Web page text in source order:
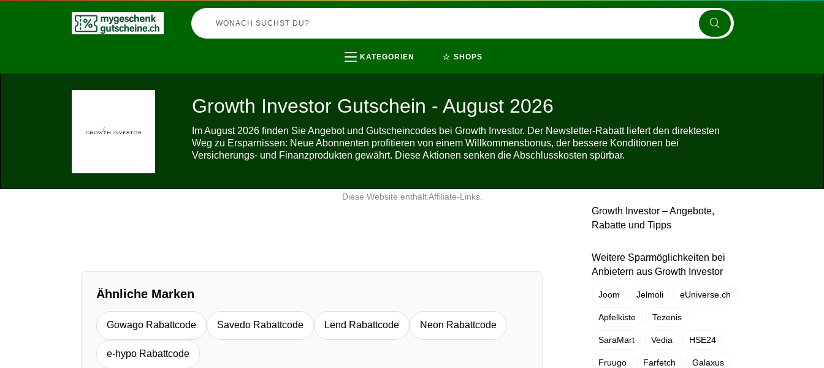
KATEGORIEN ⭐ SHOPS
Growth Investor Gutschein - August 2026
Im August 2026 finden Sie Angebot und Gutscheincodes bei Growth Investor. Der Newsletter-Rabatt liefert den direktesten
Weg zu Ersparnissen: Neue Abonnenten profitieren von einem Willkommensbonus, der bessere Konditionen bei
Versicherungs- und Finanzprodukten gewährt. Diese Aktionen senken die Abschlusskosten spürbar.
Diese Website enthält Affiliate-Links.
Ähnliche Marken
Gowago Rabattcode Savedo Rabattcode Lend Rabattcode Neon Rabattcode
e-hypo Rabattcode
Growth Investor – Angebote,
Rabatte und Tipps
Weitere Sparmöglichkeiten bei
Anbietern aus Growth Investor
Joom Jelmoli eUniverse.ch
Apfelkiste Tezenis
SaraMart Vedia HSE24
Fruugo Farfetch Galaxus